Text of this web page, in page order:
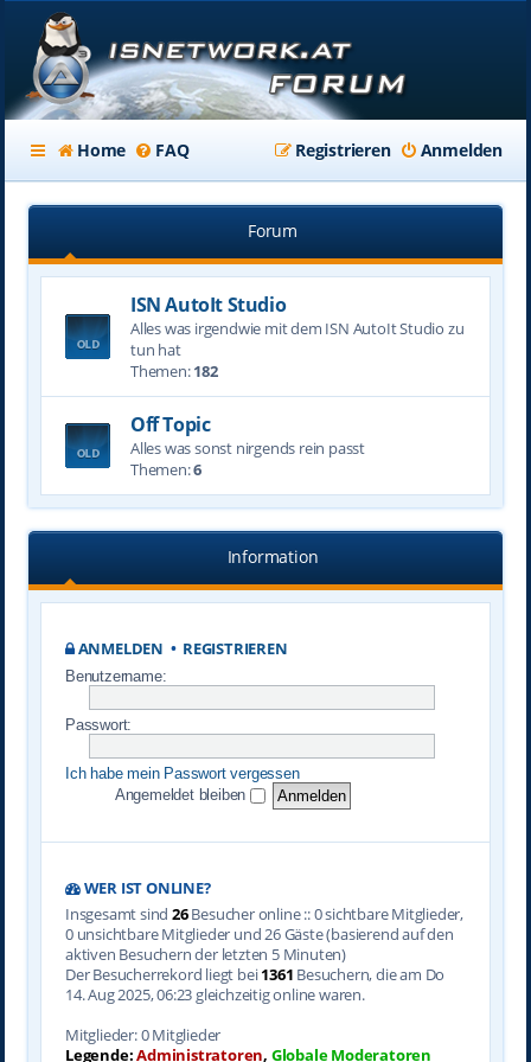
Home FAQ Anmelden
Registrieren
Forum
ISN AutoIt Studio
Alles was irgendwie mit dem ISN AutoIt Studio zu
tun hat
Themen:182
Off Topic
Alles was sonst nirgends rein passt
Themen:6
Information
ANMELDEN • REGISTRIEREN
Benutzername:
Passwort:
Ich habe mein Passwort vergessen
Angemeldet bleiben
WER IST ONLINE?
Insgesamt sind 26Besucher online :: 0 sichtbare Mitglieder,
0 unsichtbare Mitglieder und 26 Gäste (basierend auf den
aktiven Besuchern der letzten 5 Minuten)
Der Besucherrekord liegt bei1361 Besuchern, die am Do
14. Aug 2025, 06:23 gleichzeitig online waren.
Mitglieder: 0 Mitglieder
Legende:Administratoren, Globale Moderatoren